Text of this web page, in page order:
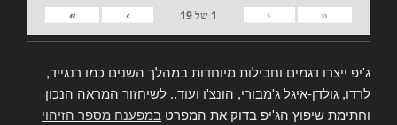
«
‹
1 של19
›
»
ג'יפ ייצרו דגמים וחבילות מיוחדות במהלך השנים כמו רנגייד,
לרדו, גולדן-איגל ג'מבורי, הונצ'ו ועוד.. לשיחזור המראה הנכון
וחתימת שיפוץ הג'יפ בדוק את המפרט במפענח מספר הזיהוי